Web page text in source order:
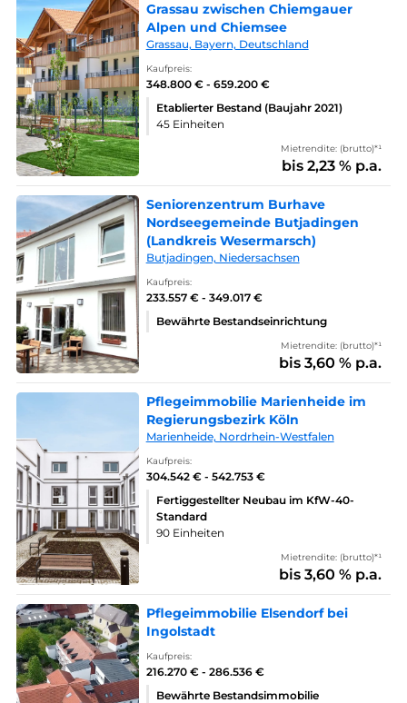
Grassau zwischen Chiemgauer
Alpen und Chiemsee
Grassau, Bayern, Deutschland
Kaufpreis:
348.800 € - 659.200 €
Etablierter Bestand (Baujahr 2021)
45 Einheiten
Mietrendite: (brutto)*¹
bis 2,23 % p.a.
Seniorenzentrum Burhave
Nordseegemeinde Butjadingen
(Landkreis Wesermarsch)
Butjadingen, Niedersachsen
Kaufpreis:
233.557 € - 349.017 €
Bewährte Bestandseinrichtung
Mietrendite: (brutto)*¹
bis 3,60 % p.a.
Pflegeimmobilie Marienheide im
Regierungsbezirk Köln
Marienheide, Nordrhein-Westfalen
Kaufpreis:
304.542 € - 542.753 €
Fertiggestellter Neubau im KfW-40-
Standard
90 Einheiten
Mietrendite: (brutto)*¹
bis 3,60 % p.a.
Pflegeimmobilie Elsendorf bei
Ingolstadt
Kaufpreis:
216.270 € - 286.536 €
Bewährte Bestandsimmobilie